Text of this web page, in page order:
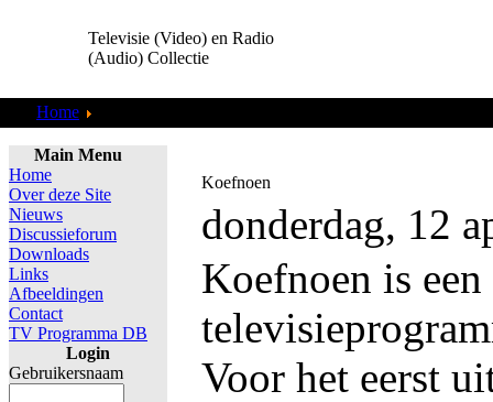
Televisie (Video) en Radio
(Audio) Collectie
Home
Main Menu
Home
Over deze Site
Nieuws
Discussieforum
Downloads
Links
Afbeeldingen
Contact
TV Programma DB
Login
Gebruikersnaam
Koefnoen
donderdag, 12
Koefnoen is een
Voor het eerst